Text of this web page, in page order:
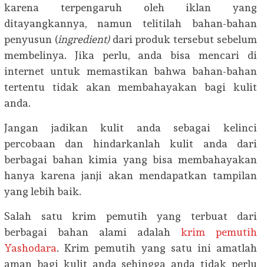
karena terpengaruh oleh iklan yang
ditayangkannya, namun telitilah bahan-bahan
penyusun (ingredient)dari produk tersebut sebelum
membelinya. Jika perlu, anda bisa mencari di
internet untuk memastikan bahwa bahan-bahan
tertentu tidak akan membahayakan bagi kulit
anda.
Jangan jadikan kulit anda sebagai kelinci
percobaan dan hindarkanlah kulit anda dari
berbagai bahan kimia yang bisa membahayakan
hanya karena janji akan mendapatkan tampilan
yang lebih baik.
Salah satu krim pemutih yang terbuat dari
berbagai bahan alami adalah krim pemutih
Yashodara. Krim pemutih yang satu ini amatlah
aman bagi kulit anda sehingga anda tidak perlu